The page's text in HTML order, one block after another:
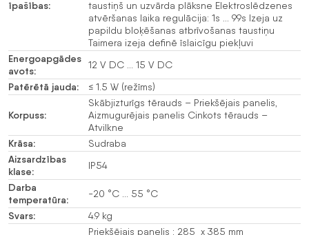
īpašības:
taustiņš un uzvārda plāksne Elektroslēdzenes
atvēršanas laika regulācija: 1s … 99s Izeja uz
papildu bloķēšanas atbrīvošanas taustiņu
Taimera izeja definē īslaicīgu piekļuvi
Energoapgādes
avots:
12 V DC … 15 V DC
Patērētā jauda: ≤ 1.5 W (režīms)
Korpuss:
Skābjizturīgs tērauds – Priekšējais panelis,
Aizmugurējais panelis Cinkots tērauds –
Atvilkne
Krāsa: Sudraba
Aizsardzības
klase:
IP54
Darba
temperatūra:
-20 °C … 55 °C
Svars: 4.9 kg
Priekšējais panelis : 285 x 385 mm